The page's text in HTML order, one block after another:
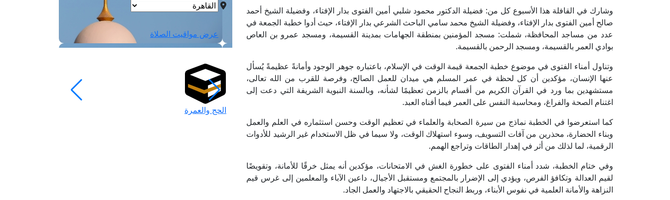
وشارك في القافلة هذا الأسبوع كل من: فضيلة الدكتور محمود شلبي أمين الفتوى بدار الإفتاء، وفضيلة الشيخ أحمد
صالح أمين الفتوى بدار الإفتاء، وفضيلة الشيخ محمد سامي الباحث الشرعي بدار الإفتاء، حيث أدوا خطبة الجمعة في
عدد من مساجد المحافظة، شملت: مسجد المؤمنين بمنطقة الجهامات بمدينة القسيمة، ومسجد عمرو بن العاص
بوادي العمر بالقسيمة، ومسجد الرحمن بالقسيمة.
وتناول أمناء الفتوى في موضوع خطبة الجمعة قيمة الوقت في الإسلام، باعتباره جوهر الوجود وأمانةً عظيمةً يُسأل
عنها الإنسان، مؤكدين أن كل لحظة في عمر المسلم هي ميدان للعمل الصالح، وفرصة للقرب من الله تعالى،
مستشهدين بما ورد في القرآن الكريم من أقسام بالزمن تعظيمًا لشأنه، وبالسنة النبوية الشريفة التي دعت إلى
اغتنام الصحة والفراغ، ومحاسبة النفس على العمر فيما أفناه العبد.
كما استعرضوا في الخطبة نماذج من سيرة الصحابة والعلماء في تعظيم الوقت وحسن استثماره في العلم والعمل
وبناء الحضارة، محذرين من آفات التسويف، وسوء استهلاك الوقت، ولا سيما في ظل الاستخدام غير الرشيد للأدوات
الرقمية، لما لذلك من أثر في إهدار الطاقات وتراجع الهمم.
وفي ختام الخطبة، شدد أمناء الفتوى على خطورة الغش في الامتحانات، مؤكدين أنه يمثل خرقًا للأمانة، وتقويضًا
لقيم العدالة وتكافؤ الفرص، ويؤدي إلى الإضرار بالمجتمع ومستقبل الأجيال، داعين الآباء والمعلمين إلى غرس قيم
النزاهة والأمانة العلمية في نفوس الأبناء، وربط النجاح الحقيقي بالاجتهاد والعمل الجاد.
عرض مواقيت الصلاة
الحج والعمرة